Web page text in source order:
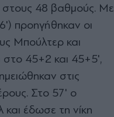
στους 48 βαθμούς. Με
προηγήθηκαν οι
Μπούλτερ και
στο 45+2 και 45+5',
στις
Στο 57' ο
έδωσε τη νίκη